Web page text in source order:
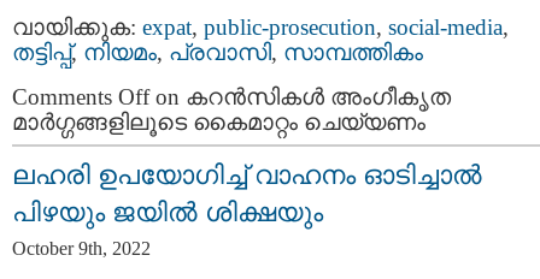
വായിക്കുക: expat, public-prosecution, social-media,
തട്ടിപ്പ്‌, നിയമം, പ്രവാസി, സാമ്പത്തികം
Comments Offon കറൻസികൾ അംഗീകൃത
മാർഗ്ഗങ്ങളിലൂടെ കൈമാറ്റം ചെയ്യണം
ലഹരി ഉപയോഗിച്ച് വാഹനം ഓടിച്ചാൽ
പിഴയും ജയിൽ ശിക്ഷയും
October 9th, 2022